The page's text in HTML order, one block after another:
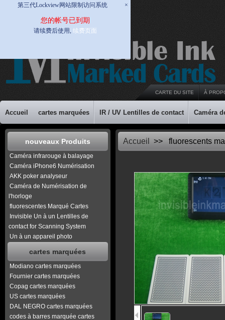
第三代Lockview网站限制访问系统 ×
您的帐号已到期
请续费后使用, 续费页面
CARTE DU SITE À
Accueil cartes marquées IR / UV Lentilles de contact Caméra
nouveaux Produits
Caméra infrarouge à balayage
Caméra iPhone6 Numérisation
AKK poker analyseur
Caméra de Numérisation de
l'horloge
fluorescentes Marqué Cartes
Invisible Un à un Lentilles de
contact for Scanning System
Un à un appareil photo
cartes marquées
Modiano cartes marquées
Fournier cartes marquées
Copag cartes marquées
US cartes marquées
DAL NEGRO cartes marquées
codes à barres marquée cartes
Accueil >> fluorescents